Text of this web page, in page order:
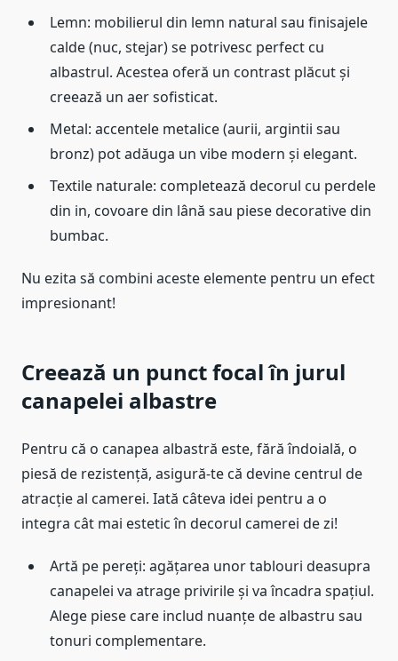
Lemn: mobilierul din lemn natural sau finisajele
calde (nuc, stejar) se potrivesc perfect cu
albastrul. Acestea oferă un contrast plăcut și
creează un aer sofisticat.
Metal: accentele metalice (aurii, argintii sau
bronz) pot adăuga un vibe modern și elegant.
Textile naturale: completează decorul cu perdele
din in, covoare din lână sau piese decorative din
bumbac.
Nu ezita să combini aceste elemente pentru un efect
impresionant!
Creează un punct focal în jurul
canapelei albastre
Pentru că o canapea albastră este, fără îndoială, o
piesă de rezistență, asigură-te că devine centrul de
atracție al camerei. Iată câteva idei pentru a o
integra cât mai estetic în decorul camerei de zi!
Artă pe pereți: agățarea unor tablouri deasupra
canapelei va atrage privirile și va încadra spațiul.
Alege piese care includ nuanțe de albastru sau
tonuri complementare.